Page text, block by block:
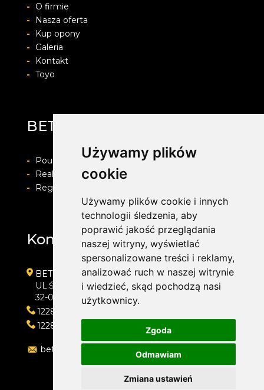
Używamy plików
cookie
Używamy plików cookie i innych
technologii śledzenia, aby
poprawić jakość przeglądania
naszej witryny, wyświetlać
spersonalizowane treści i reklamy,
analizować ruch w naszej witrynie
i wiedzieć, skąd pochodzą nasi
użytkownicy.
Zgoda
Odmawiam
Zmiana ustawień
-
O firmie
-
Nasza oferta
-
Kup opony
-
Galeria
-
Kontakt
- Toyo
BET-POL
-
Pouczenie o prawie do odstapienia od umowy
-
Realizacja zamówienia i formy płatności
-
Regulamin i Polityka prywatności
Kontakt
BET-POL
UL.ŚLEDZIEJOWICE 364
32-020 WIELICZKA
122882550
122882550
betpol@interia.pl